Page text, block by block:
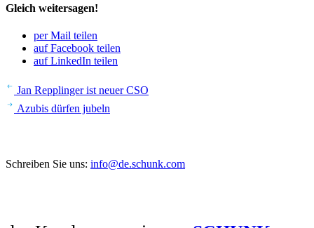
Gleich weitersagen!
per Mail teilen
auf Facebook teilen
auf LinkedIn teilen
Beitrags-
Navigation
Vorheriger
Artikel
Jan Repp­linger ist neuer CSO
Nächster
Artikel
Azubis dürfen jubeln
Schreiben Sie uns: info@de.schunk.com